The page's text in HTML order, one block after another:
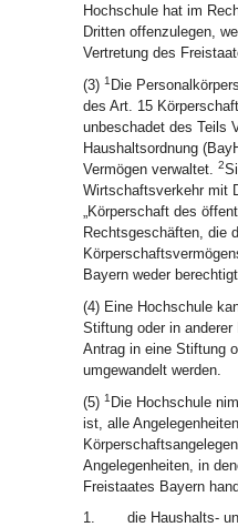
Hochschule hat im
Dritten offenzulegen,
Vertretung des
(3) 1 Die
des Art. 15
unbeschadet des Teils
Haushaltsordnung
Vermögen verwaltet. 2
Wirtschaftsverkehr mit
„Körperschaft des
Rechtsgeschäften, die
Bayern weder
(4) Eine Hochschule
Stiftung oder in
Antrag in eine Stiftung
umgewandelt werden.
(5) 1 Die Hochschule
ist, alle
Angelegenheiten, in
Freistaates Bayern
1.
die Haushalts-